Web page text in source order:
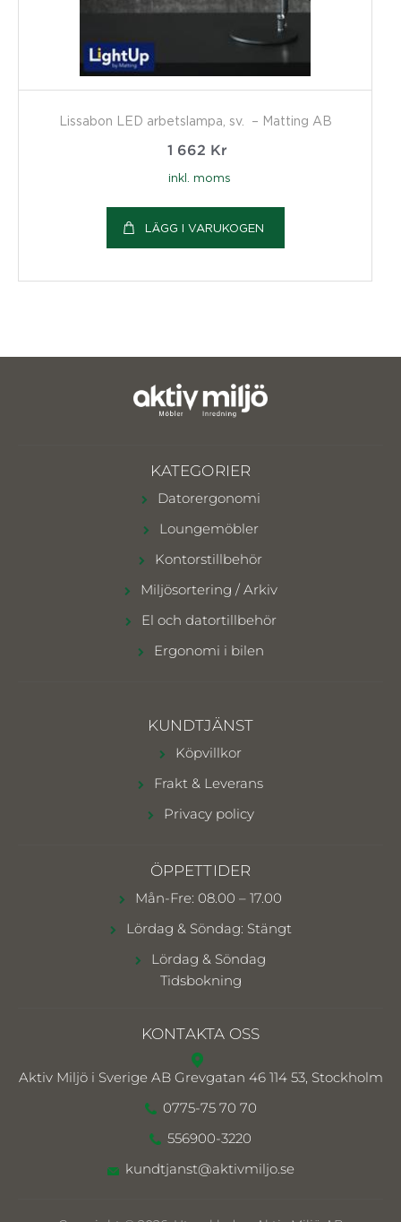
Lissabon LED arbetslampa, sv. – Matting AB
1 662 Kr
inkl. moms
LÄGG I VARUKOGEN
KATEGORIER
Datorergonomi
Loungemöbler
Kontorstillbehör
Miljösortering / Arkiv
El och datortillbehör
Ergonomi i bilen
KUNDTJÄNST
Köpvillkor
Frakt & Leverans
Privacy policy
ÖPPETTIDER
Mån-Fre: 08.00 – 17.00
Lördag & Söndag: Stängt
Lördag & Söndag
Tidsbokning
KONTAKTA OSS
Aktiv Miljö i Sverige AB Grevgatan 46 114 53, Stockholm
0775-75 70 70
556900-3220
kundtjanst@aktivmiljo.se